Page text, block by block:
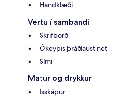
Handklæði
Vertu í sambandi
Skrifborð
Ókeypis þráðlaust net
Sími
Matur og drykkur
Ísskápur